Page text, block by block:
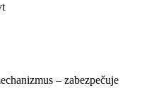
– zabezpečuje